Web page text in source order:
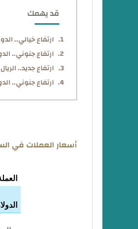
قد يهمك
ارتفاع خيالي..
ارتفاع جنوني..
ارتفاع جديد..
ارتفاع جنوني..
أسعار العملات في